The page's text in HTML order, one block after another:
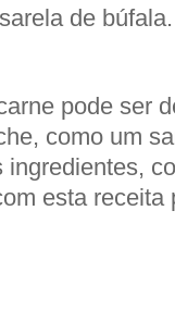
de búfala.
pode ser
como um
ingredientes,
esta